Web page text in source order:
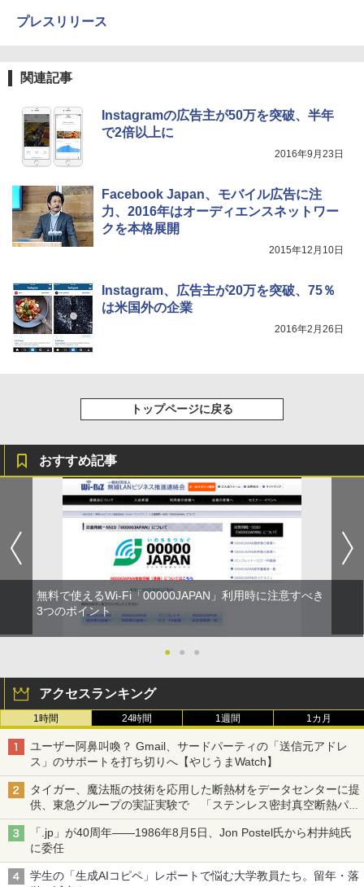
プレスリリース
関連記事
Instagramの広告主が50万を突破、半年
で2倍以上に
2016年9月23日
Facebook Japan、モバイル広告に注
力、2016年はオーディエンスネットワー
クを本格展開
2015年12月10日
Instagram、広告主が20万を突破、75％
は米国外の企業
2016年2月26日
トップページに戻る
おすすめ記事
無料で使えるWi-Fi「00000JAPAN」利用時に注意すべき
3つのポイント
● ● ●
アクセスランキング
1時間 24時間 1週間 1カ月
ユーザー阿鼻叫喚？ Gmail、サードパーティの「送信元アドレ
ス」のサポートを打ち切りへ【やじうまWatch】
タイガー、魔法瓶の技術を応用した断熱材をデータセンターに提
供、東急グループの実証実験で 「ステンレス密封真空断熱パネ
ル TIVIP」
「.jp」が40周年――1986年8月5日、Jon Postel氏から村井純氏
に委任
学生の「生成AIコピペ」レポートで悩む大学教員たち。留年・落